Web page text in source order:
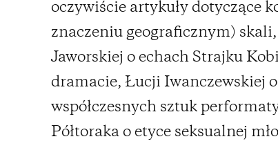
oczywiście artykuły dotyczące
znaczeniu geograficznym)
Jaworskiej o echach Strajku
dramacie, Łucji Iwanczewskiej
współczesnych sztuk
Półtoraka o etyce seksualnej